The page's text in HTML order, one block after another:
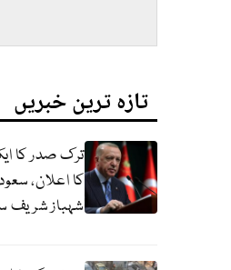
تازہ ترین خبریں
ترک صدر کا
کا اعلان،
شہباز شریف